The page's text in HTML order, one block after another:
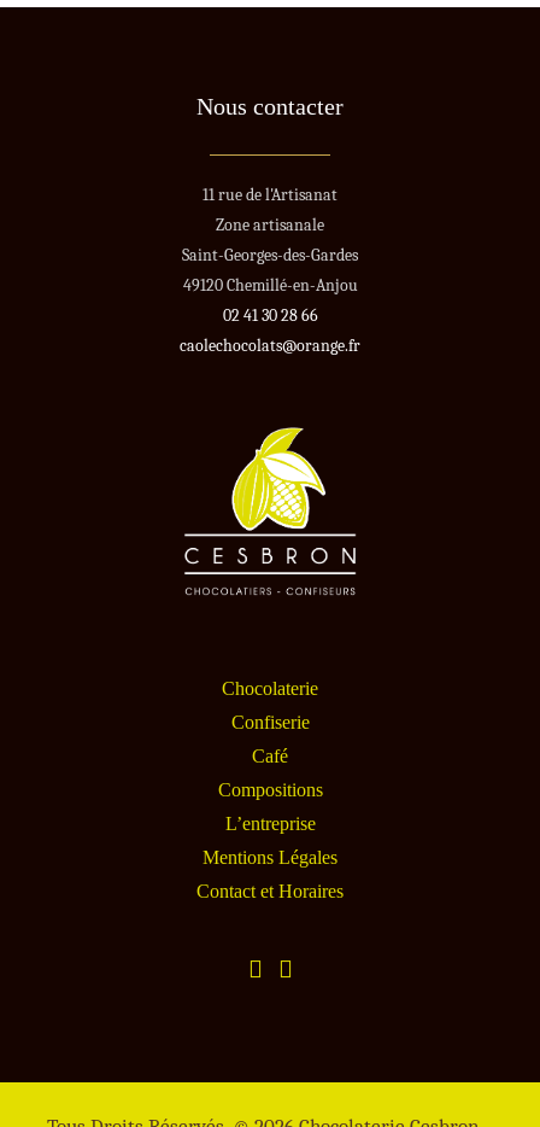
Nous contacter
11 rue de l'Artisanat
Zone artisanale
Saint-Georges-des-Gardes
49120 Chemillé-en-Anjou
02 41 30 28 66
caolechocolats@orange.fr
Chocolaterie
Confiserie
Café
Compositions
L’entreprise
Mentions Légales
Contact et Horaires